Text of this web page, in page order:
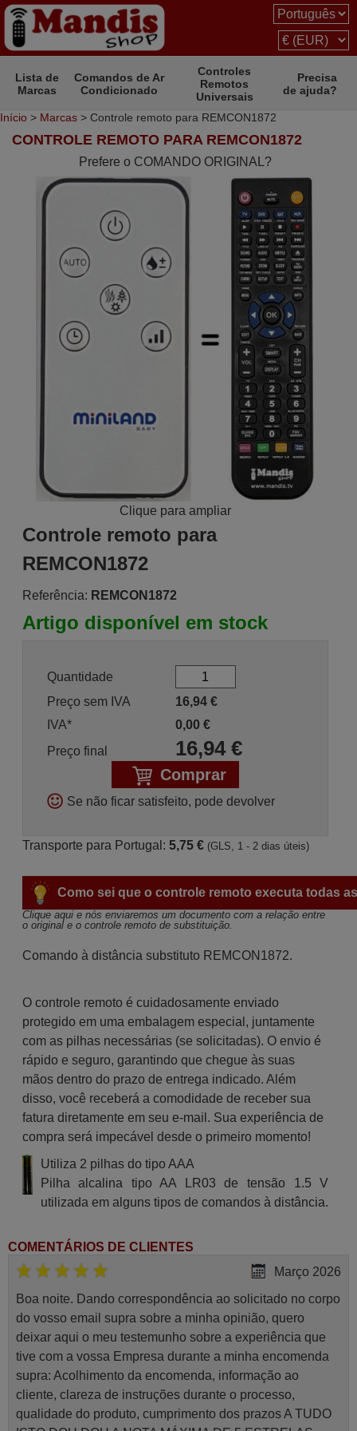
Lista de
Marcas
Comandos de Ar
Condicionado
Controles
Remotos
Universais
Precisa
de ajuda?
Início > Marcas > Controle remoto para REMCON1872
CONTROLE REMOTO PARA REMCON1872
Prefere o COMANDO ORIGINAL?
Clique para ampliar
Controle remoto para
REMCON1872
Referência: REMCON1872
Artigo disponível em stock
Quantidade
Preço sem IVA
16,94€
IVA*
0,00 €
Preço final
16,94€
Comprar
Se não ficar satisfeito, pode devolver
Transporte para Portugal: 5,75 € (GLS, 1 - 2 dias úteis)
Como sei que o controle remoto executa todas
Clique aqui e nós enviaremos um documento com a relação entre
o original e o controle remoto de substituição.
Comando à distância substituto REMCON1872.
O controle remoto é cuidadosamente enviado
protegido em uma embalagem especial, juntamente
com as pilhas necessárias (se solicitadas). O envio é
rápido e seguro, garantindo que chegue às suas
mãos dentro do prazo de entrega indicado. Além
disso, você receberá a comodidade de receber sua
fatura diretamente em seu e-mail. Sua experiência de
compra será impecável desde o primeiro momento!
Utiliza 2 pilhas do tipo AAA
Pilha alcalina tipo AA LR03 de tensão 1.5 V
utilizada em alguns tipos de comandos à distância.
COMENTÁRIOS DE CLIENTES
Março 2026
Boa noite. Dando correspondência ao solicitado no corpo
do vosso email supra sobre a minha opinião, quero
deixar aqui o meu testemunho sobre a experiência que
tive com a vossa Empresa durante a minha encomenda
supra: Acolhimento da encomenda, informação ao
cliente, clareza de instruções durante o processo,
qualidade do produto, cumprimento dos prazos A TUDO